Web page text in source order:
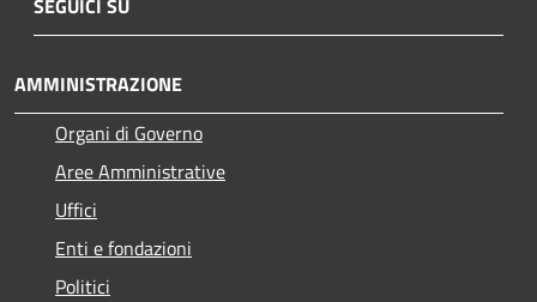
SEGUICI SU
AMMINISTRAZIONE
Organi di Governo
Aree Amministrative
Uffici
Enti e fondazioni
Politici